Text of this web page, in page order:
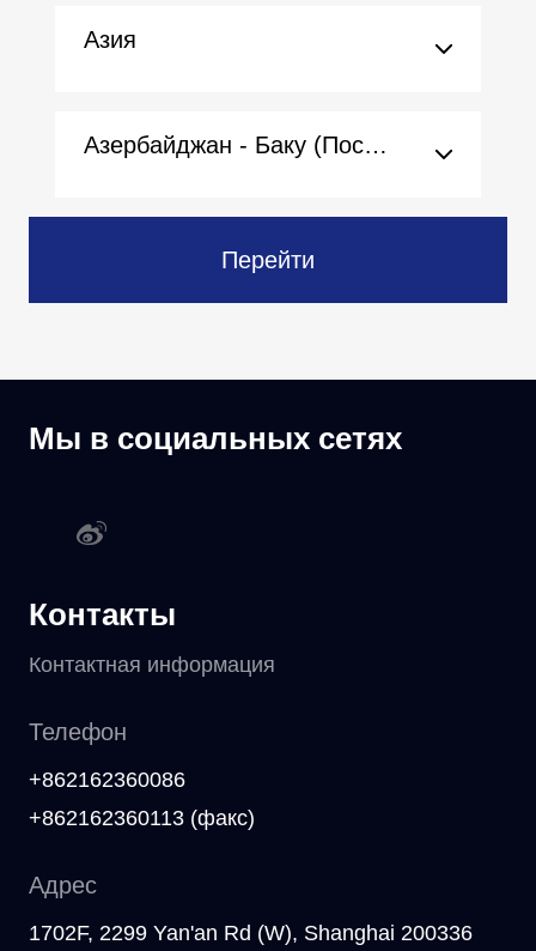
Азия
Азербайджан - Баку (Посольство)
Перейти
Мы в социальных сетях
Контакты
Контактная информация
Телефон
+862162360086
+862162360113 (факс)
Адрес
1702F, 2299 Yan'an Rd (W), Shanghai 200336